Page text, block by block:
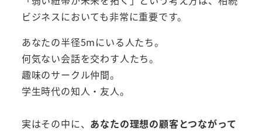
ビジネスにおいても非常に重要です。
あなたの半径5mにいる人たち。
何気ない会話を交わす人たち。
趣味のサークル仲間。
学生時代の知人・友人。
実はその中に、 あなたの理想の顧客とつながって